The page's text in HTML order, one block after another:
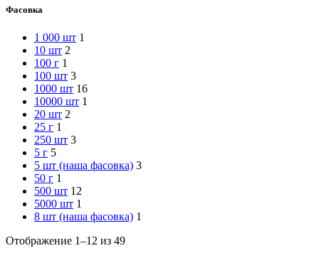
Фасовка
1 000 шт 1
10 шт 2
100 г 1
100 шт 3
1000 шт 16
10000 шт 1
20 шт 2
25 г 1
250 шт 3
5 г 5
5 шт (наша фасовка) 3
50 г 1
500 шт 12
5000 шт 1
8 шт (наша фасовка) 1
Отображение 1–12 из 49